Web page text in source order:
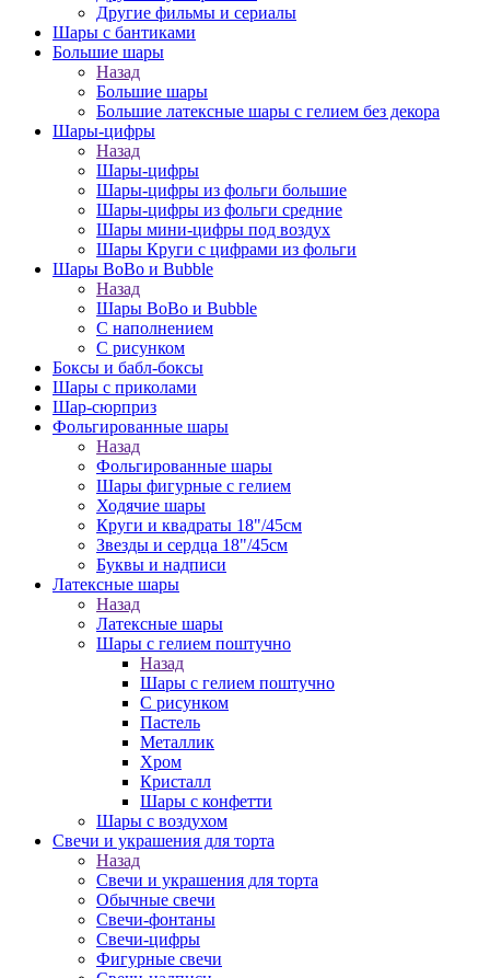
Другие фильмы и сериалы
Шары с бантиками
Большие шары
Назад
Большие шары
Большие латексные шары с гелием без декора
Шары-цифры
Назад
Шары-цифры
Шары-цифры из фольги большие
Шары-цифры из фольги средние
Шары мини-цифры под воздух
Шары Круги с цифрами из фольги
Шары BoBo и Bubble
Назад
Шары BoBo и Bubble
С наполнением
С рисунком
Боксы и бабл-боксы
Шары с приколами
Шар-сюрприз
Фольгированные шары
Назад
Фольгированные шары
Шары фигурные с гелием
Ходячие шары
Круги и квадраты 18"/45см
Звезды и сердца 18"/45см
Буквы и надписи
Латексные шары
Назад
Латексные шары
Шары с гелием поштучно
Назад
Шары с гелием поштучно
С рисунком
Пастель
Металлик
Хром
Кристалл
Шары с конфетти
Шары с воздухом
Свечи и украшения для торта
Назад
Свечи и украшения для торта
Обычные свечи
Свечи-фонтаны
Свечи-цифры
Фигурные свечи